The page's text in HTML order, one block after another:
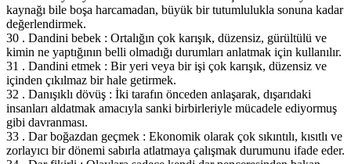
kaynağı bile boşa harcamadan, büyük bir tutumlulukla sonuna kadar
değerlendirmek.
30 . Dandini bebek : Ortalığın çok karışık, düzensiz, gürültülü ve
kimin ne yaptığının belli olmadığı durumları anlatmak için kullanılır.
31 . Dandini etmek : Bir yeri veya bir işi çok karışık, düzensiz ve
içinden çıkılmaz bir hale getirmek.
32 . Danışıklı dövüş : İki tarafın önceden anlaşarak, dışarıdaki
insanları aldatmak amacıyla sanki birbirleriyle mücadele ediyormuş
gibi davranması.
33 . Dar boğazdan geçmek : Ekonomik olarak çok sıkıntılı, kısıtlı ve
zorlayıcı bir dönemi sabırla atlatmaya çalışmak durumunu ifade eder.